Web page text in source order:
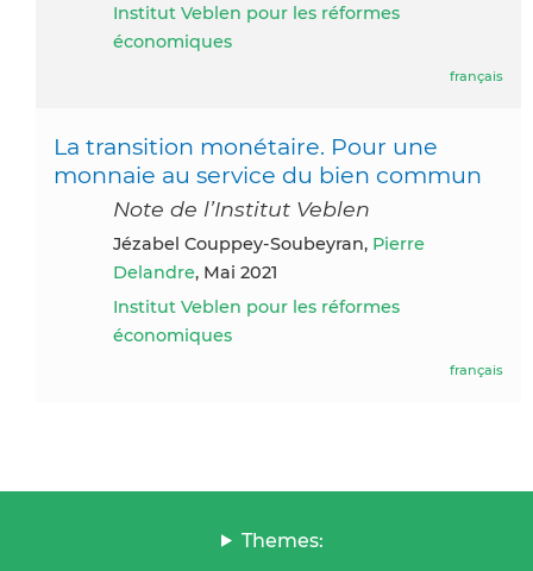
Institut Veblen pour les réformes
économiques
français
La transition monétaire. Pour une
monnaie au service du bien commun
Note de l’Institut Veblen
Jézabel Couppey-Soubeyran, Pierre
Delandre, Mai 2021
Institut Veblen pour les réformes
économiques
français
Themes: